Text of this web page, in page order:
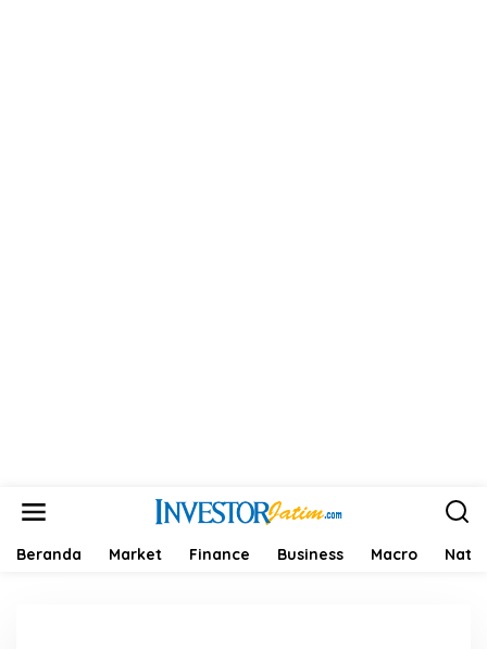
Beranda Market Finance Business Macro